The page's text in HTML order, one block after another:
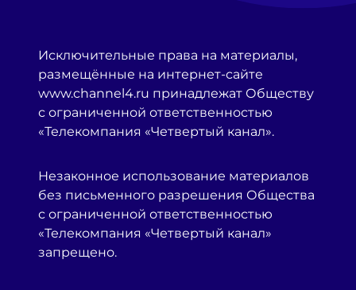
Исключительные права на материалы,
размещённые на интернет-сайте
www.channel4.ru принадлежат Обществу
с ограниченной ответственностью
«Телекомпания «Четвертый канал».
Незаконное использование материалов
без письменного разрешения Общества
с ограниченной ответственностью
«Телекомпания «Четвертый канал»
запрещено.